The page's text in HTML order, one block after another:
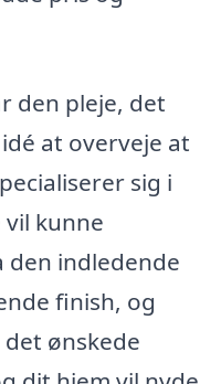
den pleje, det
at overveje at
sig i
kunne
den indledende
finish, og
ønskede